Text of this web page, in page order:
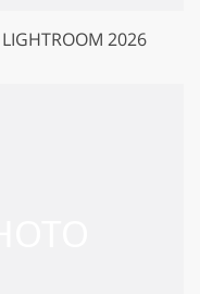
LIGHTROOM 2026